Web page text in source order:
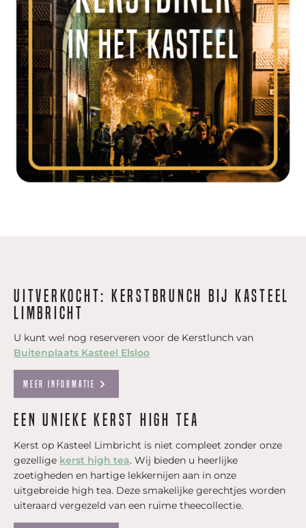
UItverkocht: Kerstbrunch bij Kasteel
Limbricht
U kunt wel nog reserveren voor de Kerstlunch van
Buitenplaats Kasteel Elsloo
Meer informatie
Een unieke kerst high tea
Kerst op Kasteel Limbricht is niet compleet zonder onze
gezellige kerst high tea. Wij bieden u heerlijke
zoetigheden en hartige lekkernijen aan in onze
uitgebreide high tea. Deze smakelijke gerechtjes worden
uiteraard vergezeld van een ruime theecollectie.